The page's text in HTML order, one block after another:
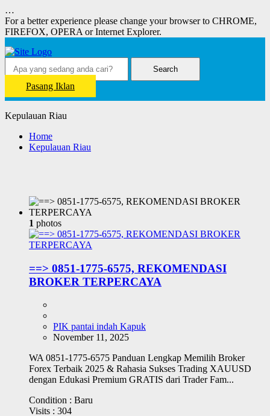
…
For a better experience please change your browser to CHROME,
FIREFOX, OPERA or Internet Explorer.
Search
Pasang Iklan
Kepulauan Riau
Home
Kepulauan Riau
1 photos
==> 0851-1775-6575, REKOMENDASI
BROKER TERPERCAYA
PIK pantai indah Kapuk
November 11, 2025
WA 0851-1775-6575 Panduan Lengkap Memilih Broker
Forex Terbaik 2025 & Rahasia Sukses Trading XAUUSD
dengan Edukasi Premium GRATIS dari Trader Fam...
Condition : Baru
Visits : 304